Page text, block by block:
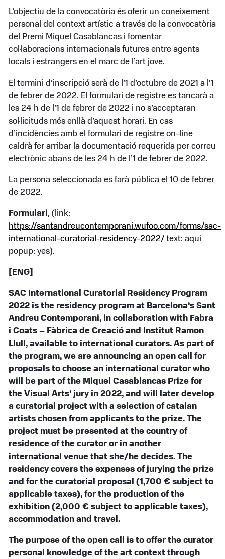
L’objectiu de la convocatòria és oferir un coneixement
personal del context artístic a través de la convocatòria
del Premi Miquel Casablancas i fomentar
col·laboracions internacionals futures entre agents
locals i estrangers en el marc de l’art jove.
El termini d’inscripció serà de l’1 d’octubre de 2021 a l’1
de febrer de 2022. El formulari de registre es tancarà a
les 24 h de l’1 de febrer de 2022 i no s’acceptaran
sol·licituds més enllà d’aquest horari. En cas
d’incidències amb el formulari de registre on-line
caldrà fer arribar la documentació requerida per correu
electrònic abans de les 24 h de l’1 de febrer de 2022.
La persona seleccionada es farà pública el 10 de febrer
de 2022.
Formulari, (link:
https://santandreucontemporani.wufoo.com/forms/sac-
international-curatorial-residency-2022/ text: aquí
popup: yes).
[ENG]
SAC International Curatorial Residency Program
2022 is the residency program at Barcelona’s Sant
Andreu Contemporani, in collaboration with Fabra
i Coats – Fàbrica de Creació and Institut Ramon
Llull, available to international curators. As part of
the program, we are announcing an open call for
proposals to choose an international curator who
will be part of the Miquel Casablancas Prize for
the Visual Arts’ jury in 2022, and will later develop
a curatorial project with a selection of catalan
artists chosen from applicants to the prize. The
project must be presented at the country of
residence of the curator or in another
international venue that she/he decides. The
residency covers the expenses of jurying the prize
and for the curatorial proposal (1,700 € subject to
applicable taxes), for the production of the
exhibition (2,000 € subject to applicable taxes),
accommodation and travel.
The purpose of the open call is to offer the curator
personal knowledge of the art context through